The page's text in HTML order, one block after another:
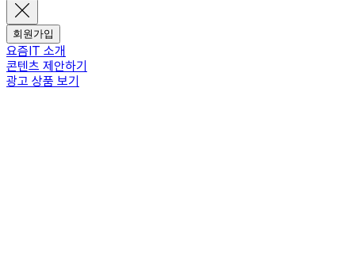
회원가입
요즘IT 소개
콘텐츠 제안하기
광고 상품 보기